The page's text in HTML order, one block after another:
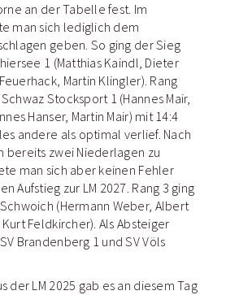
an der Tabelle fest. Im
man sich lediglich dem
geben. So ging der Sieg
1 (Matthias Kaindl, Dieter
Martin Klingler). Rang
Stocksport 1 (Hannes Mair,
Hanser, Martin Mair) mit 14:4
andere als optimal verlief. Nach
bereits zwei Niederlagen zu
man sich aber keinen Fehler
Aufstieg zur LM 2027. Rang 3 ging
(Hermann Weber, Albert
Feldkircher). Als Absteiger
Brandenberg 1 und SV Völs
der LM 2025 gab es an diesem Tag